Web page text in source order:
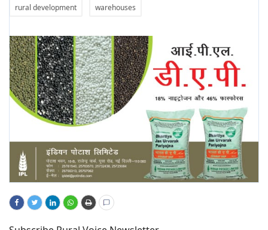
rural development warehouses